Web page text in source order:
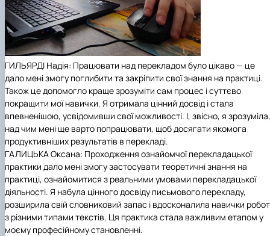
ГИЛЬЯРДІ Надія: Працювати над перекладом було цікаво — це
дало мені змогу поглибити та закріпити свої знання на практиці.
Також це допомогло краще зрозуміти сам процес і суттєво
покращити мої навички. Я отримала цінний досвід і стала
впевненішою, усвідомивши свої можливості. І, звісно, я зрозуміла,
над чим мені ще варто попрацювати, щоб досягати якомога
продуктивніших результатів в перекладі.
ГАЛИЦЬКА Оксана: Проходження ознайомчої перекладацької
практики дало мені змогу застосувати теоретичні знання на
практиці, ознайомитися з реальними умовами перекладацької
діяльності. Я набула цінного досвіду письмового перекладу,
розширила свій словниковий запас і вдосконалила навички
з різними типами текстів. Ця практика стала важливим етапом у
моєму професійному становленні.